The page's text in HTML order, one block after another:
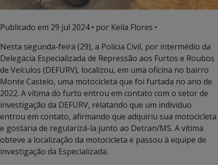
Publicado em 29 jul 2024• por Keila Flores •
Nesta segunda-feira (29), a Polícia Civil, por intermédio da
Delegacia Especializada de Repressão aos Furtos e Roubos
de Veículos (DEFURV), localizou, em uma oficina no bairro
Monte Castelo, uma motocicleta que foi furtada no ano de
2022. A vítima do furto entrou em contato com o setor de
investigação da DEFURV, relatando que um indivíduo
entrou em contato, afirmando que adquiriu sua motocicleta
e gostaria de regularizá-la junto ao Detran/MS. A vítima
obteve a localização da motocicleta e passou à equipe de
investigação da Especializada.